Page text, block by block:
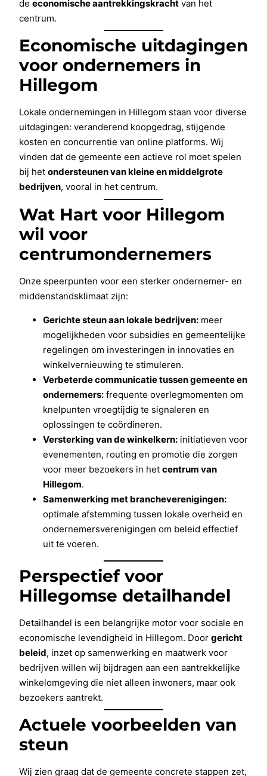
de economische aantrekkingskracht van het
centrum.
Economische uitdagingen
voor ondernemers in
Hillegom
Lokale ondernemingen in Hillegom staan voor diverse
uitdagingen: veranderend koopgedrag, stijgende
kosten en concurrentie van online platforms. Wij
vinden dat de gemeente een actieve rol moet spelen
bij het ondersteunen van kleine en middelgrote
bedrijven, vooral in het centrum.
Wat Hart voor Hillegom
wil voor
centrumondernemers
Onze speerpunten voor een sterker ondernemer- en
middenstandsklimaat zijn:
Gerichte steun aan lokale bedrijven: meer
mogelijkheden voor subsidies en gemeentelijke
regelingen om investeringen in innovaties en
winkelvernieuwing te stimuleren.
Verbeterde communicatie tussen gemeente en
ondernemers: frequente overlegmomenten om
knelpunten vroegtijdig te signaleren en
oplossingen te coördineren.
Versterking van de winkelkern: initiatieven voor
evenementen, routing en promotie die zorgen
voor meer bezoekers in het centrum van
Hillegom.
Samenwerking met brancheverenigingen:
optimale afstemming tussen lokale overheid en
ondernemersverenigingen om beleid effectief
uit te voeren.
Perspectief voor
Hillegomse detailhandel
Detailhandel is een belangrijke motor voor sociale en
economische levendigheid in Hillegom. Door gericht
beleid, inzet op samenwerking en maatwerk voor
bedrijven willen wij bijdragen aan een aantrekkelijke
winkelomgeving die niet alleen inwoners, maar ook
bezoekers aantrekt.
Actuele voorbeelden van
steun
Wij zien graag dat de gemeente concrete stappen zet,